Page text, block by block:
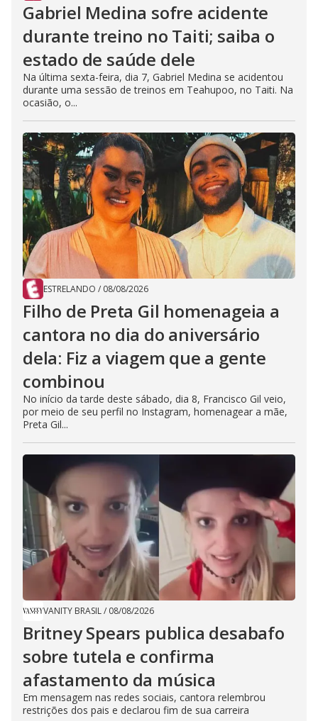
Gabriel Medina sofre acidente
durante treino no Taiti; saiba o
estado de saúde dele
Na última sexta-feira, dia 7, Gabriel Medina se acidentou
durante uma sessão de treinos em Teahupoo, no Taiti. Na
ocasião, o...
ESTRELANDO / 08/08/2026
Filho de Preta Gil homenageia a
cantora no dia do aniversário
dela: Fiz a viagem que a gente
combinou
No início da tarde deste sábado, dia 8, Francisco Gil veio,
por meio de seu perfil no Instagram, homenagear a mãe,
Preta Gil...
VANITY BRASIL/ 08/08/2026
Britney Spears publica desabafo
sobre tutela e confirma
afastamento da música
Em mensagem nas redes sociais, cantora relembrou
restrições dos pais e declarou fim de sua carreira